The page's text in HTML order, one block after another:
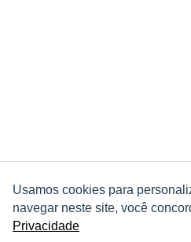
Usamos cookies para
navegar neste site, você
Privacidade